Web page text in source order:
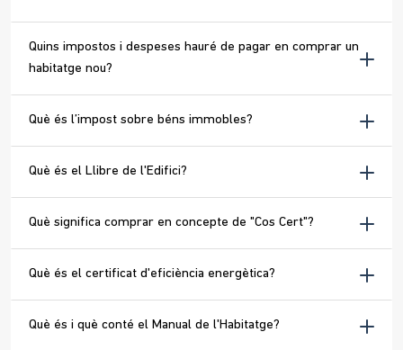
Quins impostos i despeses hauré de pagar en comprar un
habitatge nou?
Què és l’impost sobre béns immobles?
Què és el Llibre de l'Edifici?
Què significa comprar en concepte de "Cos Cert"?
Què és el certificat d'eficiència energètica?
Què és i què conté el Manual de l'Habitatge?